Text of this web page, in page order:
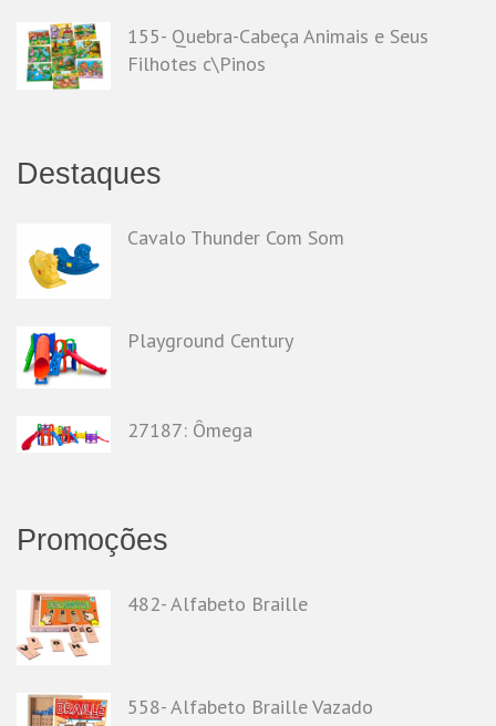
155- Quebra-Cabeça Animais e Seus
Filhotes c\Pinos
Destaques
Cavalo Thunder Com Som
Playground Century
27187: Ômega
Promoções
482- Alfabeto Braille
558- Alfabeto Braille Vazado